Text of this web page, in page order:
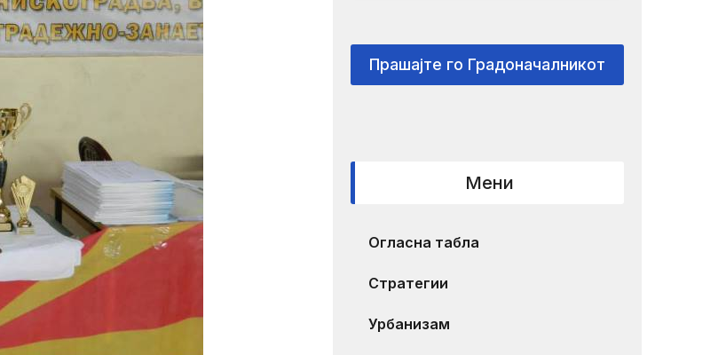
Прашајте го Градоначалникот
Мени
Огласна табла
Стратегии
Урбанизам